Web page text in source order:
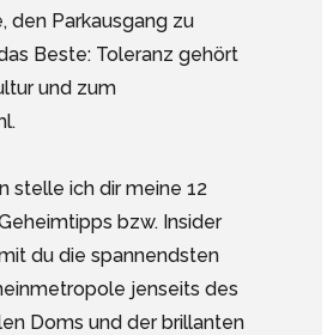
den Parkausgang zu
Beste: Toleranz gehört
und zum
stelle ich dir meine 12
bzw. Insider
du die spannendsten
jenseits des
Doms und der brillanten